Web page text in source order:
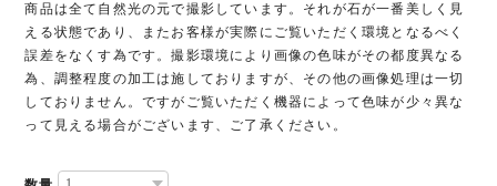
商品は全て自然光の元で撮影しています。それが石が一番美しく見
える状態であり、またお客様が実際にご覧いただく環境となるべく
誤差をなくす為です。撮影環境により画像の色味がその都度異なる
為、調整程度の加工は施しておりますが、その他の画像処理は一切
しておりません。ですがご覧いただく機器によって色味が少々異な
って見える場合がございます、ご了承ください。